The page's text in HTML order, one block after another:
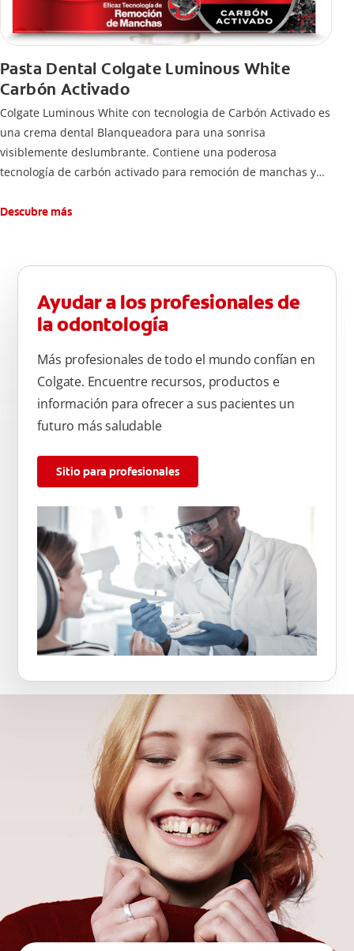
Pasta Dental Colgate Luminous White
Carbón Activado
Colgate Luminous White con tecnologia de Carbón Activado es
una crema dental Blanqueadora para una sonrisa
visiblemente deslumbrante. Contiene una poderosa
tecnología de carbón activado para remoción de manchas y
Descubre más
Ayudar a los profesionales de
la odontología
Más profesionales de todo el mundo confían en
Colgate. Encuentre recursos, productos e
información para ofrecer a sus pacientes un
futuro más saludable
Sitio para profesionales